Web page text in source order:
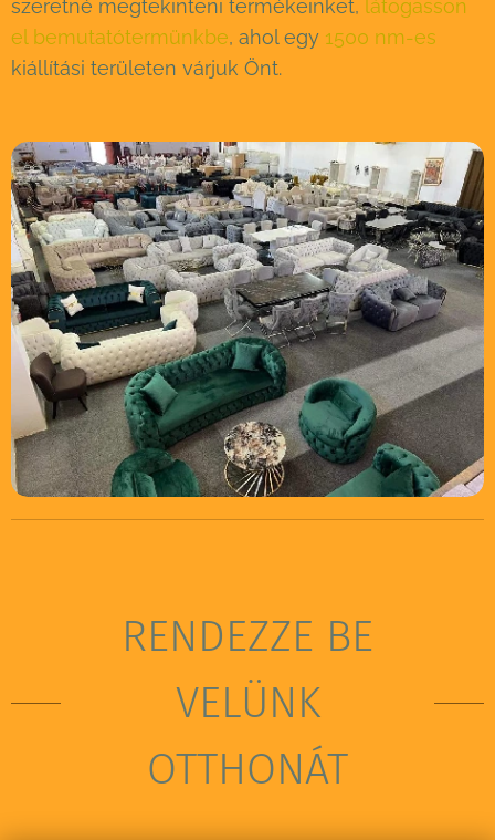
szeretné megtekinteni termékeinket, látogasson
el bemutatótermünkbe, ahol egy 1500 nm-es
kiállítási területen várjuk Önt.
RENDEZZE BE
VELÜNK
OTTHONÁT